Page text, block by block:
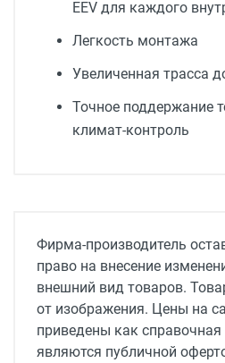
EEV для каждого
Легкость монтажа
Увеличенная трасса
Точное поддержание
климат-контроль
12.5 кВт
Мощность в режиме
14.5 кВт
Потребляемая мощность при
Фирма-производитель
право на внесение
внешний вид товаров.
от изображения. Цены на
приведены как
являются публичной